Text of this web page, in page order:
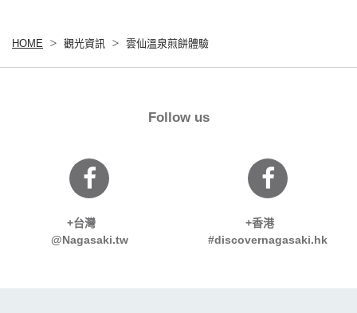
HOME 觀光資訊 雲仙溫泉煎餅體驗
Follow us
+台灣
@Nagasaki.tw
+香港
#discovernagasaki.hk